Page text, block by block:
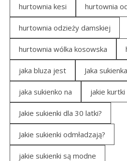
hurtownia kesi hurtownia
hurtownia odzieży damskiej
hurtownia wólka kosowska
jaka bluza jest Jaka
jaka sukienko na jakie
Jakie sukienki dla 30 latki?
Jakie sukienki odmładzają?
jakie sukienki są modne